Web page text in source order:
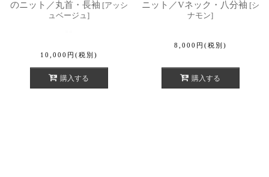
のニット／丸首・長袖 [アッシ
ュベージュ]
10,000 円 (税別)
購入する
ニット／Vネック・八分袖 [シ
ナモン]
8,000 円 (税別)
購入する